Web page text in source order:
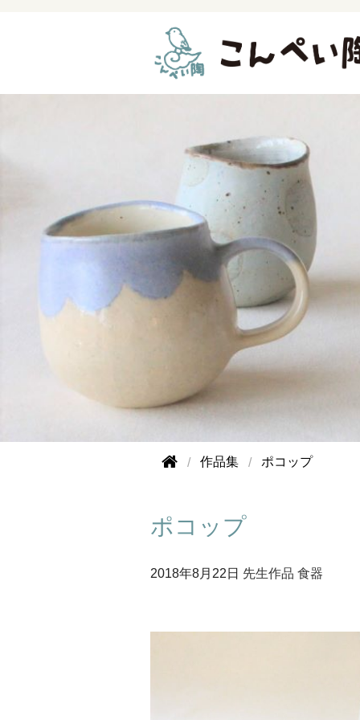
作品集 ポコップ
ポコップ
2018年8月22日 先生作品 食器